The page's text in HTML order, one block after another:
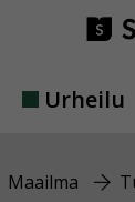
Urheilu
Maailma